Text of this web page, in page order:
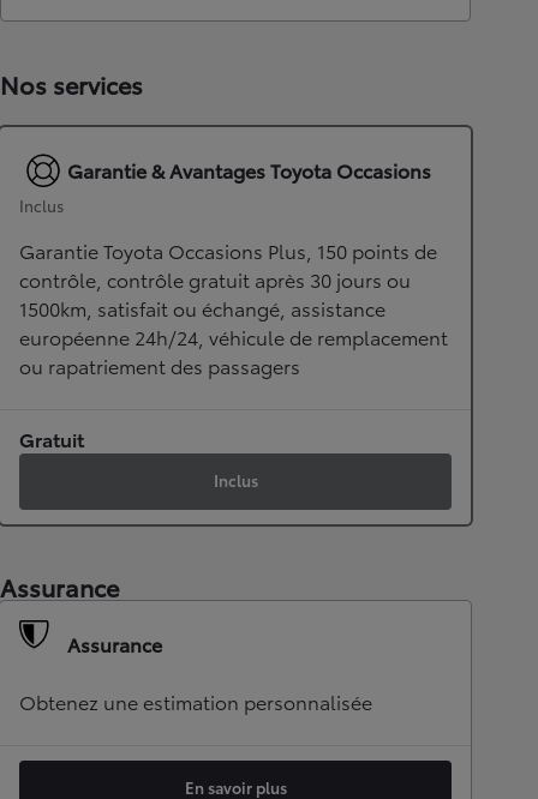
Nos services
Garantie & Avantages Toyota Occasions
Inclus
Garantie Toyota Occasions Plus, 150 points de
contrôle, contrôle gratuit après 30 jours ou
1500km, satisfait ou échangé, assistance
européenne 24h/24, véhicule de remplacement
ou rapatriement des passagers
Gratuit
Inclus
Assurance
Assurance
Obtenez une estimation personnalisée
En savoir plus